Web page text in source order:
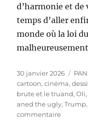
d’harmonie et
temps d’aller
monde où la loi
Publié
le
30 janvier 2026 PAN,
cartoon,cinéma,
brute et le truand,Oli,
aned the ugly,Trump,
commentairesur